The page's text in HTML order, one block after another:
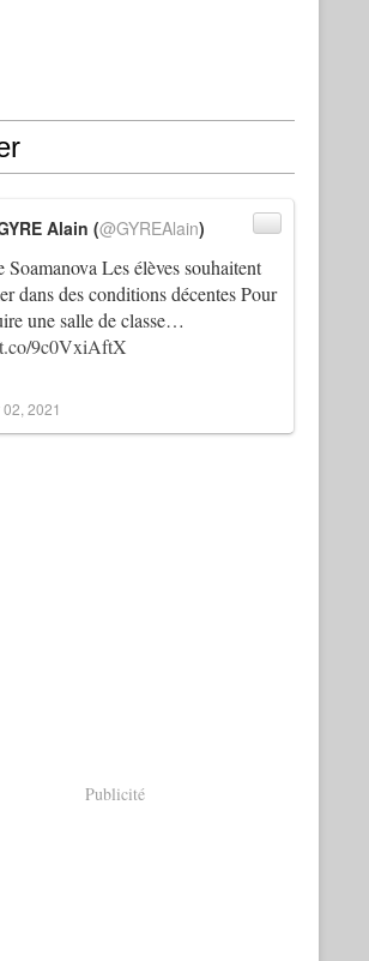
Soamanova Les élèves souhaitent
dans des conditions décentes Pour
une salle de classe…
9c0VxiAftX
Alain (@GYREAlain)
2021
Publicité